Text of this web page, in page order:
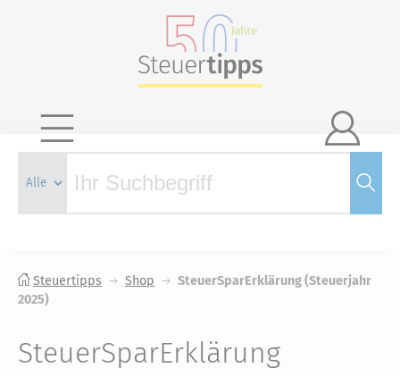

Steuertipps Shop
SteuerSparErklärung (Steuerjahr
2025)
SteuerSparErklärung